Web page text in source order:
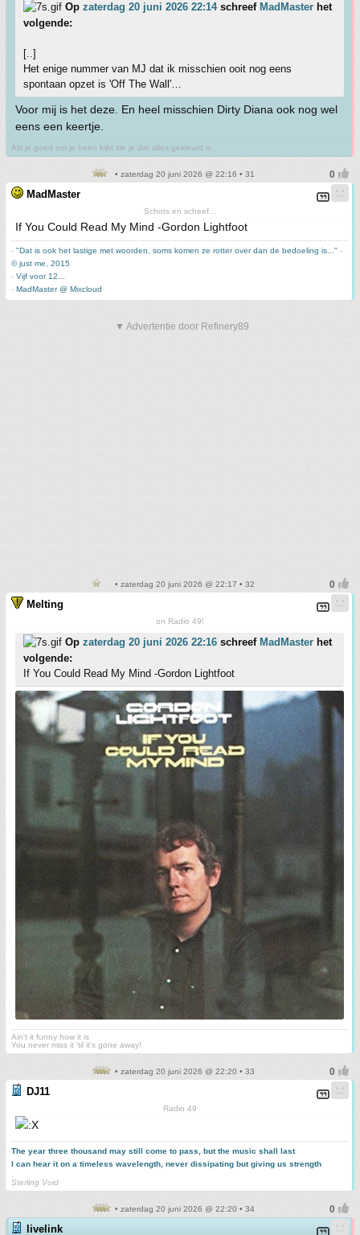
Op zaterdag 20 juni 2026 22:14schreef MadMaster het
volgende:
[..]
Het enige nummer van MJ dat ik misschien ooit nog eens
spontaan opzet is 'Off The Wall'…
Voor mij is het deze. En heel misschien Dirty Diana ook nog wel
eens een keertje.
Als je goed om je heen kijkt zie je dat alles gekleurd is.
• zaterdag 20 juni 2026 @ 22:16 • 31
MadMaster
Schots en scheef...
If You Could Read My Mind -Gordon Lightfoot
- "Dat is ook het lastige met woorden, soms komen ze rotter over dan de bedoeling is..." -
© just me, 2015
- Vijf voor 12...
- MadMaster @ Mixcloud
▼ Advertentie door Refinery89
• zaterdag 20 juni 2026 @ 22:17 • 32
Melting
on Radio 49!
Op zaterdag 20 juni 2026 22:16 schreef MadMaster het
volgende:
If You Could Read My Mind -Gordon Lightfoot
Ain't it funny how it is
You never miss it 'til it's gone away!
• zaterdag 20 juni 2026 @ 22:20 • 33
DJ11
Radio 49
The year three thousand may still come to pass, but the music shall last
I can hear it on a timeless wavelength, never dissipating but giving us strength
Sterling Void
• zaterdag 20 juni 2026 @ 22:20 • 34
livelink